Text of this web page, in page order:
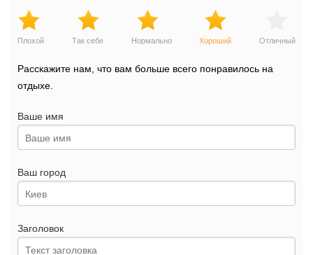
Плохой Так себе Нормально Хороший Отличный
Расскажите нам, что вам больше всего понравилось на
отдыхе.
Ваше имя
Ваш город
Заголовок